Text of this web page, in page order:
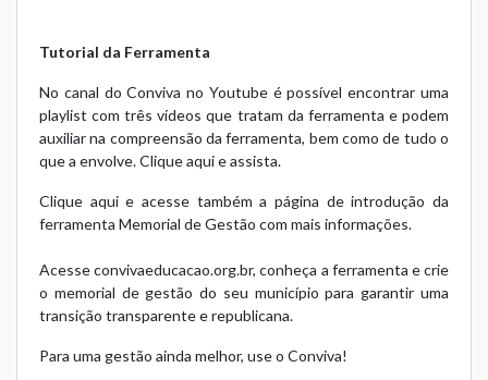
Tutorial da Ferramenta
No canal do Conviva no Youtube é possível encontrar uma
playlist com três vídeos que tratam da ferramenta e podem
auxiliar na compreensão da ferramenta, bem como de tudo o
que a envolve.Clique aqui e assista.
Clique aquie acesse também a página de introdução da
ferramenta Memorial de Gestão com mais informações.
Acesse convivaeducacao.org.br, conheça a ferramenta e crie
o memorial de gestão do seu município para garantir uma
transição transparente e republicana.
Para uma gestão ainda melhor, use o Conviva!